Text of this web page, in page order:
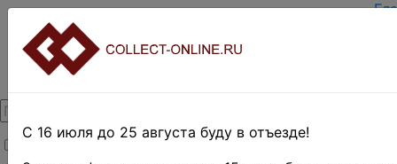
Товары со скидкой
С 16 июля до 25 августа буду в отъезде!